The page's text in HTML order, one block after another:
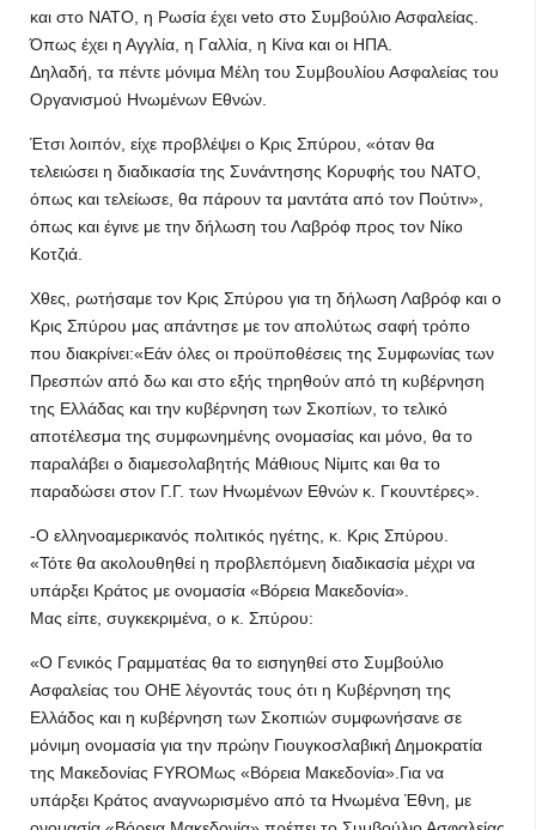
και στο ΝΑΤΟ, η Ρωσία έχει veto στο Συμβούλιο Ασφαλείας.
Όπως έχει η Αγγλία, η Γαλλία, η Κίνα και οι ΗΠΑ.
Δηλαδή, τα πέντε μόνιμα Μέλη του Συμβουλίου Ασφαλείας του
Οργανισμού Ηνωμένων Εθνών.
Έτσι λοιπόν, είχε προβλέψει ο Κρις Σπύρου, «όταν θα
τελειώσει η διαδικασία της Συνάντησης Κορυφής του ΝΑΤΟ,
όπως και τελείωσε, θα πάρουν τα μαντάτα από τον Πούτιν»,
όπως και έγινε με την δήλωση του Λαβρόφ προς τον Νίκο
Κοτζιά.
Χθες, ρωτήσαμε τον Κρις Σπύρου για τη δήλωση Λαβρόφ και ο
Κρις Σπύρου μας απάντησε με τον απολύτως σαφή τρόπο
που διακρίνει:«Εάν όλες οι προϋποθέσεις της Συμφωνίας των
Πρεσπών από δω και στο εξής τηρηθούν από τη κυβέρνηση
της Ελλάδας και την κυβέρνηση των Σκοπίων, το τελικό
αποτέλεσμα της συμφωνημένης ονομασίας και μόνο, θα το
παραλάβει ο διαμεσολαβητής Μάθιους Νίμιτς και θα το
παραδώσει στον Γ.Γ. των Ηνωμένων Εθνών κ. Γκουντέρες».
-Ο ελληνοαμερικανός πολιτικός ηγέτης, κ. Κρις Σπύρου.
«Τότε θα ακολουθηθεί η προβλεπόμενη διαδικασία μέχρι να
υπάρξει Κράτος με ονομασία «Βόρεια Μακεδονία».
Μας είπε, συγκεκριμένα, ο κ. Σπύρου:
«Ο Γενικός Γραμματέας θα το εισηγηθεί στο Συμβούλιο
Ασφαλείας του ΟΗΕ λέγοντάς τους ότι η Κυβέρνηση της
Ελλάδος και η κυβέρνηση των Σκοπιών συμφωνήσανε σε
μόνιμη ονομασία για την πρώην Γιουγκοσλαβική Δημοκρατία
της Μακεδονίας FYROMως «Βόρεια Μακεδονία».Για να
υπάρξει Κράτος αναγνωρισμένο από τα Ηνωμένα Έθνη, με